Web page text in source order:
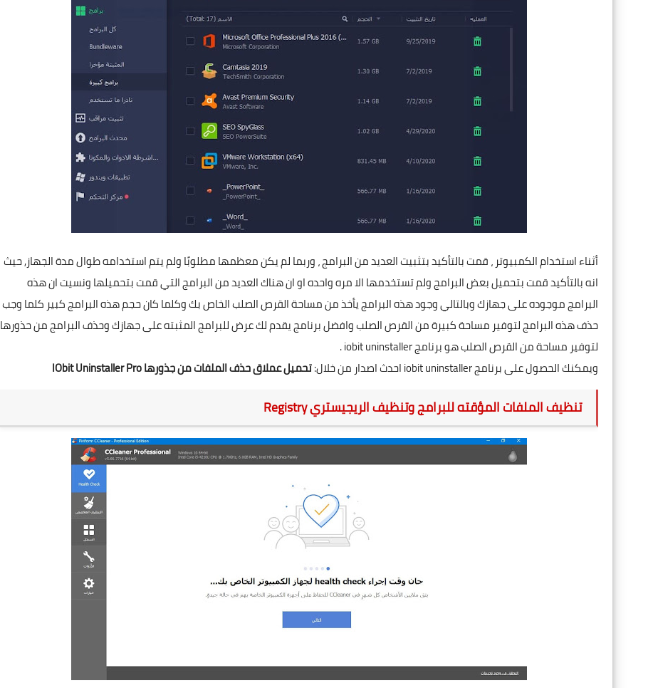
أثناء استخدام الكمبيوتر ، قمت بالتأكيد بتثبيت العديد من البرامج ، وربما لم يكن معظمها مطلوبًا ولم يتم استخدامه طوال مدة الجهاز, حيث
انه بالتأكيد قمت بتحميل بعض البرامج ولم تستخدمها الا مره واحده او ان هناك العديد من البرامج التي قمت بتحميلها ونسيت ان هذه
البرامج موجوده على جهازك وبالتالي وجود هذه البرامج يأخذ من مساحة القرص الصلب الخاص بك وكلما كان حجم هذه البرامج كبير كلما وجب
حذف هذه البرامج لتوفير مساحة كبيرة من القرص الصلب وافضل برنامج يقدم لك عرض للبرامج المثبته على جهازك وحذف البرامج من حذورها
لتوفير مساحة من القرص الصلب هو برنامج iobit uninstaller .
ويمكنك الحصول على برنامج iobit uninstaller احدث اصدار من خلال:
تحميل عملاق حذف الملفات من جذورها IObit Uninstaller Pro
تنظيف الملفات المؤقته للبرامج وتنظيف الريجيستري Registry